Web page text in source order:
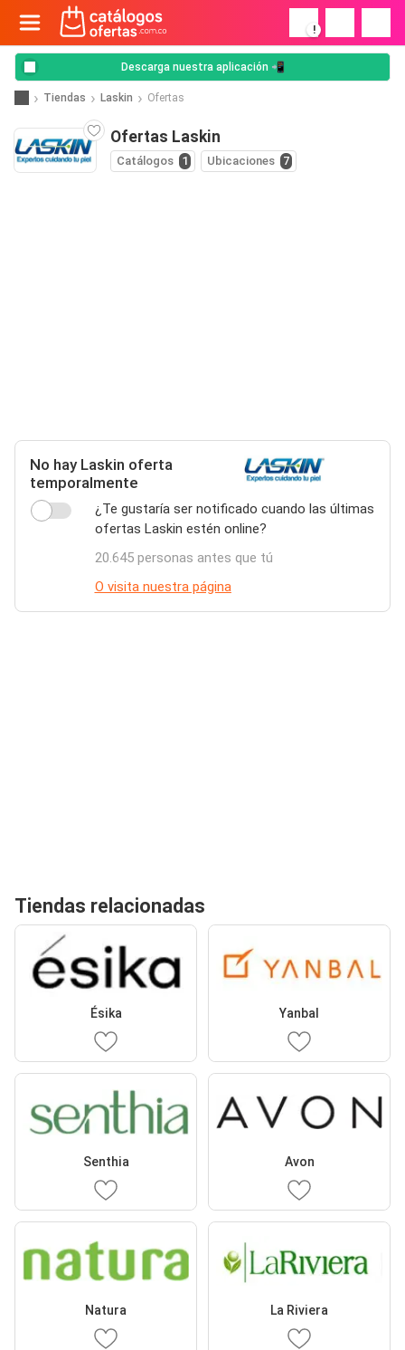
!
Descarga nuestra aplicación 📲
Tiendas Laskin Ofertas
Ofertas Laskin
Catálogos 1 Ubicaciones 7
No hay Laskin oferta
temporalmente
¿Te gustaría ser notificado cuando las últimas
ofertas Laskin estén online?
20.645 personas antes que tú
O visita nuestra página
Tiendas relacionadas
Ésika Yanbal
Senthia Avon
Natura La Riviera